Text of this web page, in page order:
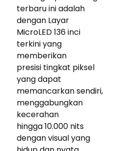
terbaru ini adalah
dengan Layar
MicroLED 136 inci
terkini yang
memberikan
presisi tingkat piksel
yang dapat
memancarkan sendiri,
menggabungkan
kecerahan
hingga 10.000 nits
dengan visual yang